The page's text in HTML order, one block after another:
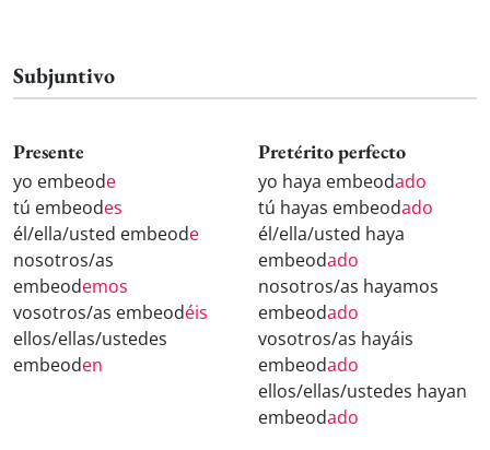
Subjuntivo
Presente
yo embeode
tú embeodes
él/ella/usted embeode
nosotros/as
embeodemos
vosotros/as embeodéis
ellos/ellas/ustedes
embeoden
Pretérito perfecto
yo haya embeodado
tú hayas embeodado
él/ella/usted haya
embeodado
nosotros/as hayamos
embeodado
vosotros/as hayáis
embeodado
ellos/ellas/ustedes hayan
embeodado